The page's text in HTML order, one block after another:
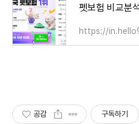
펫보험 비교분
https://
공감 구독하기